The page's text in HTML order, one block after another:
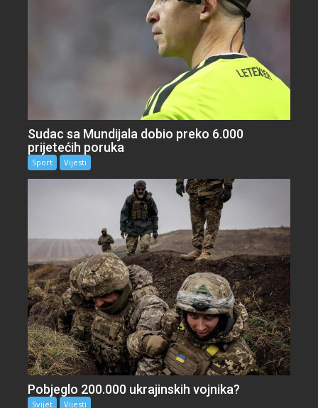
Sudac sa Mundijala dobio preko 6.000
prijetećih poruka
Sport Vijesti
Pobjeglo 200.000 ukrajinskih vojnika?
Svijet Vijesti